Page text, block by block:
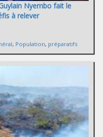
Nyembo fait le
à relever
, Population, préparatifs